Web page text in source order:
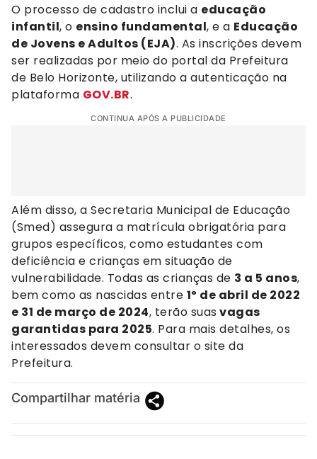
O processo de cadastro inclui a educação
infantil, o ensino fundamental, e a Educação
de Jovens e Adultos (EJA). As inscrições devem
ser realizadas por meio do portal da Prefeitura
de Belo Horizonte, utilizando a autenticação na
plataforma GOV.BR.
CONTINUA APÓS A PUBLICIDADE
Além disso, a Secretaria Municipal de Educação
(Smed) assegura a matrícula obrigatória para
grupos específicos, como estudantes com
deficiência e crianças em situação de
vulnerabilidade. Todas as crianças de 3 a 5 anos,
bem como as nascidas entre 1º de abril de 2022
e 31 de março de 2024, terão suas vagas
garantidas para 2025. Para mais detalhes, os
interessados devem consultar o site da
Prefeitura.
Compartilhar matéria